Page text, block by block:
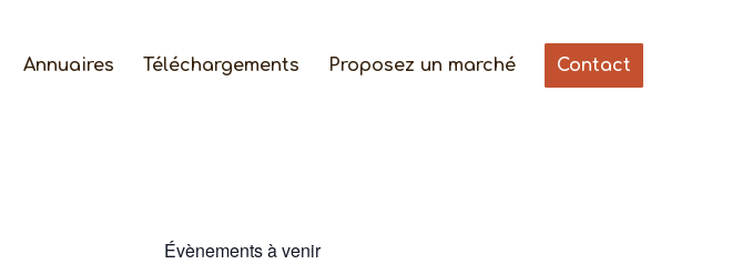
Annuaires Téléchargements Proposez un marché Contact
Évènements à venir